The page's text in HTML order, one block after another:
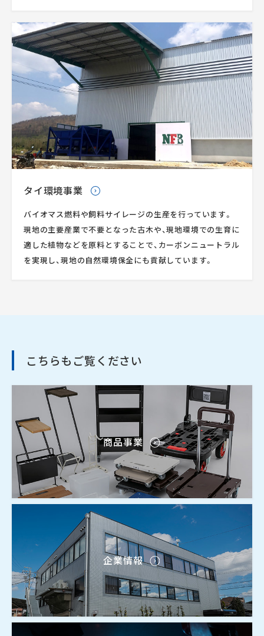
タイ環境事業
バイオマス燃料や飼料サイレージの生産を行っています。
現地の主要産業で不要となった古木や、現地環境での生育に
適した植物などを原料とすることで、カーボンニュートラル
を実現し、現地の自然環境保全にも貢献しています。
こちらもご覧ください
商品事業
企業情報